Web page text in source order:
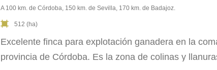
A 100 km. de Córdoba, 150 km. de Sevilla, 170 km. de Badajoz.
512 (ha)
Excelente finca para explotación ganadera en la
provincia de Córdoba. Es la zona de colinas y